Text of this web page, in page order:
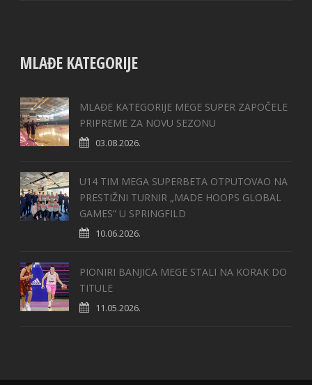
MLAĐE KATEGORIJE
MLAĐE KATEGORIJE MEGE SUPER ZAPOČELE
PRIPREME ZA NOVU SEZONU
03.08.2026.
U14 TIM MEGA SUPERBETA OTPUTOVAO NA
PRESTIŽNI TURNIR „MADE HOOPS GLOBAL
GAMES“ U SPRINGFILD
10.06.2026.
PIONIRI BANJICA MEGE STALI NA KORAK DO
TITULE
11.05.2026.